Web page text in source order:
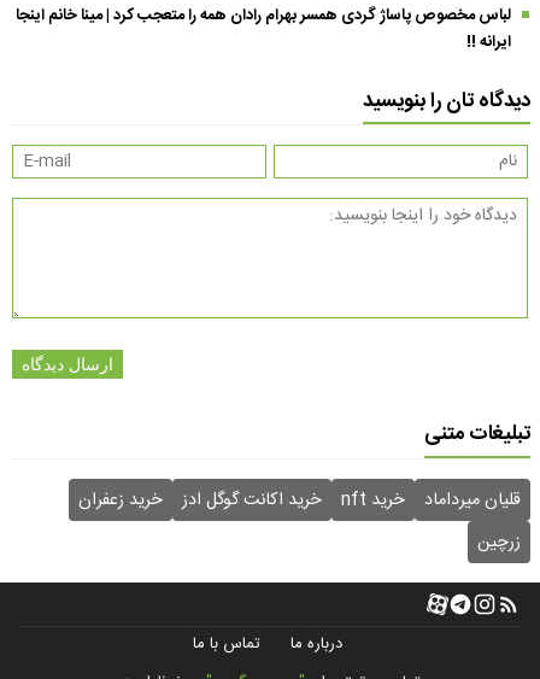
لباس مخصوص پاساژ گردی همسر بهرام رادان همه را متعجب کرد | مینا خانم اینجا
ایرانه !!
دیدگاه تان را بنویسید
ارسال دیدگاه
تبلیغات متنی
قلیان میرداماد خرید nft خرید اکانت گوگل ادز
خرید زعفران
زرچین
درباره ما
تماس با ما